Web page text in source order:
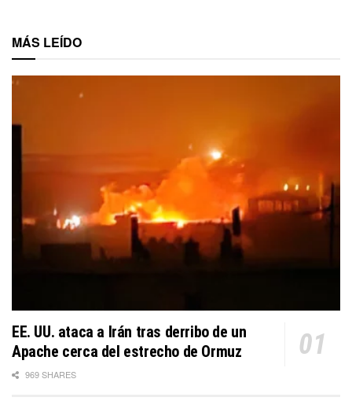
MÁS LEÍDO
EE. UU. ataca a Irán tras derribo de un
Apache cerca del estrecho de Ormuz
969 SHARES